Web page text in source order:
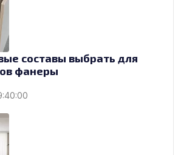
составы выбрать для
фанеры